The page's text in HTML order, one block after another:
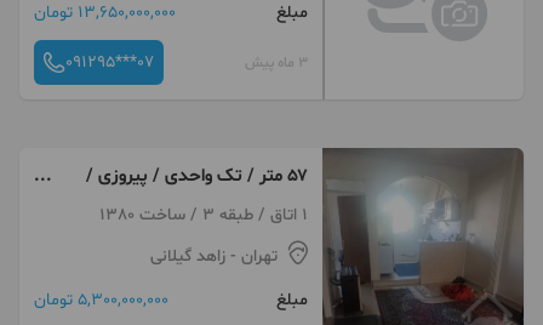
مبلغ
13,650,000,000 تومان
3 ماه پیش 091295***07
۵۷ متر / تک واحدی / پیروزی /
پیچک1 اتاق / طبقه 3 / ساخت 1380
تهران - زاهد گیلانی
مبلغ
5,300,000,000 تومان